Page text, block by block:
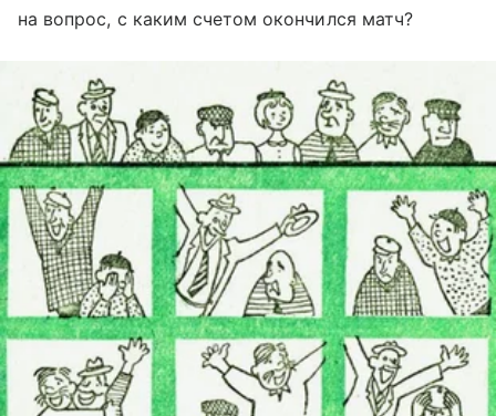
на вопрос, с каким счетом окончился матч?